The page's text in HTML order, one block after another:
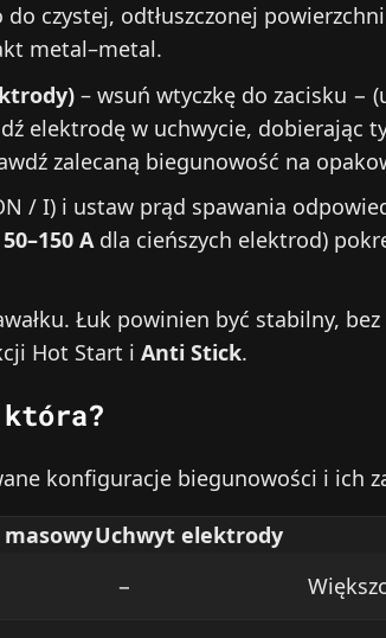
czystej, odtłuszczonej
metal–metal.
– wsuń wtyczkę do zacisku −
elektrodę w uchwycie, dobierając
zalecaną biegunowość na
/ I) i ustaw prąd spawania
50–150 Adla cieńszych elektrod)
Łuk powinien być stabilny,
Hot Start i Anti Stick.
która?
konfiguracje biegunowości i ich
masowyUchwyt elektrody
−